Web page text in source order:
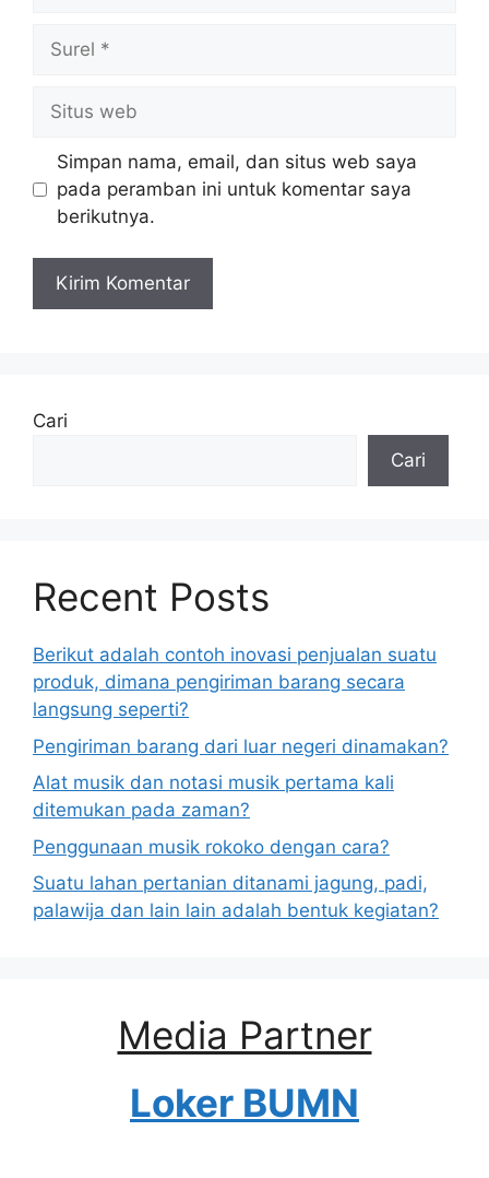
web
Simpan nama, email, dan situs web saya
pada peramban ini untuk komentar saya
berikutnya.
Cari
Cari
Recent Posts
Berikut adalah contoh inovasi penjualan suatu
produk, dimana pengiriman barang secara
langsung seperti?
Pengiriman barang dari luar negeri dinamakan?
Alat musik dan notasi musik pertama kali
ditemukan pada zaman?
Penggunaan musik rokoko dengan cara?
Suatu lahan pertanian ditanami jagung, padi,
palawija dan lain lain adalah bentuk kegiatan?
Media Partner
Loker BUMN